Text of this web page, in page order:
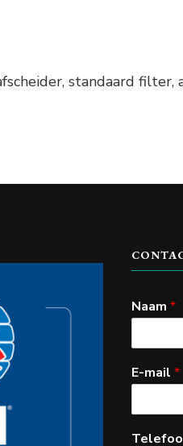
standaard
Naam*
E-mail*